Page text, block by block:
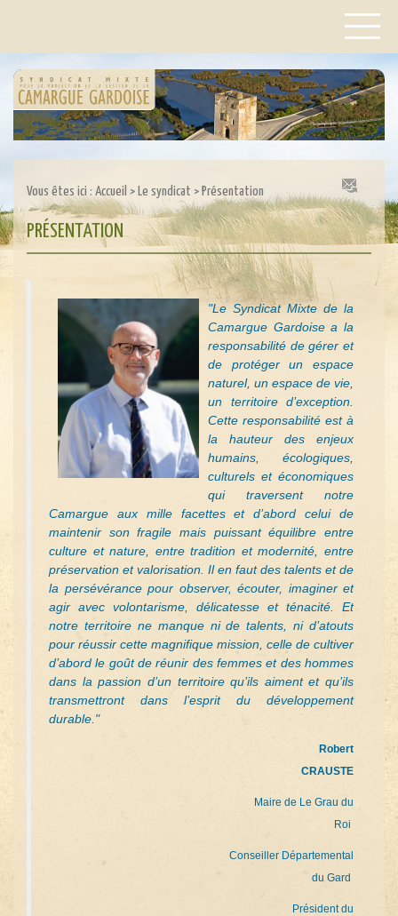
Vous êtes ici : Accueil > Le syndicat > Présentation
PRÉSENTATION
"Le Syndicat Mixte de la
Camargue Gardoise a la
responsabilité de gérer et
de protéger un espace
naturel, un espace de vie,
un territoire d’exception.
Cette responsabilité est à
la hauteur des enjeux
humains, écologiques,
culturels et économiques
qui traversent notre
Camargue aux mille facettes et d’abord celui de
maintenir son fragile mais puissant équilibre entre
culture et nature, entre tradition et modernité, entre
préservation et valorisation. Il en faut des talents et de
la persévérance pour observer, écouter, imaginer et
agir avec volontarisme, délicatesse et ténacité. Et
notre territoire ne manque ni de talents, ni d’atouts
pour réussir cette magnifique mission, celle de cultiver
d’abord le goût de réunir des femmes et des hommes
dans la passion d’un territoire qu’ils aiment et qu’ils
transmettront dans l’esprit du développement
durable."
Robert
CRAUSTE
Maire de Le Grau du
Roi
Conseiller Départemental
du Gard
Président du